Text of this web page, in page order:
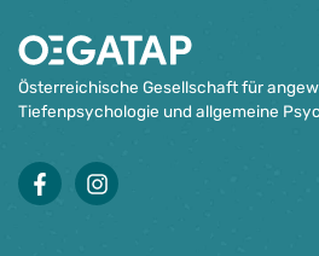
Österreichische Gesellschaft für
Tiefenpsychologie und allgemeine
facebookinstagram